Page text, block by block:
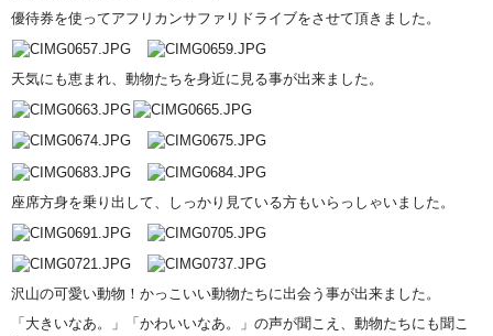
優待券を使ってアフリカンサファリドライブをさせて頂きました。
天気にも恵まれ、動物たちを身近に見る事が出来ました。
座席方身を乗り出して、しっかり見ている方もいらっしゃいました。
沢山の可愛い動物！かっこいい動物たちに出会う事が出来ました。
「大きいなあ。」「かわいいなあ。」の声が聞こえ、動物たちにも聞こ